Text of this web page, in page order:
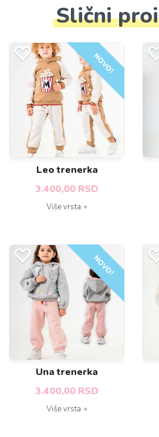
Slični
NOVO!
Leo trenerka
3.400,00 RSD
Više vrsta
NOVO!
Una trenerka
3.400,00 RSD
Više vrsta